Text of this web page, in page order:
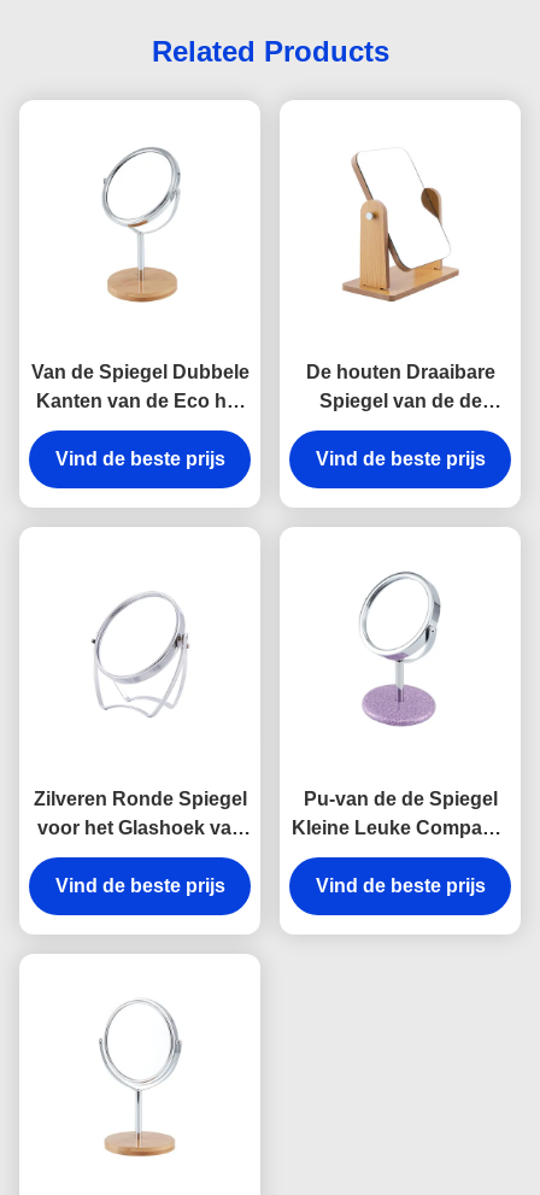
Related Products
Van de Spiegel Dubbele
Kanten van de Eco het
Vriendschappelijke
Kosmetische Lijst
Bamboe van de de
Vind de beste prijs
De houten Draaibare
Spiegel van de de
Rechthoek Tweezijdige
Make-up van de
Rondetafelspiegel
Vind de beste prijs
Zilveren Ronde Spiegel
voor het Glashoek van
de Make-up Draaibare
Tweezijdige Spiegel
Vind de beste prijs
Pu-van de de Spiegel
Kleine Leuke Compacte
Spiegel van de Leer het
Kosmetische Lijst
Embleem van
Vind de beste prijs